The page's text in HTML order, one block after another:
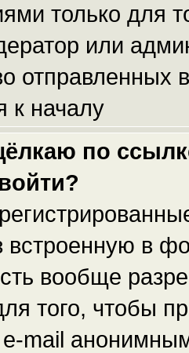
только для
или
к началу
по
встроенную в
вообще
того, чтобы
mail